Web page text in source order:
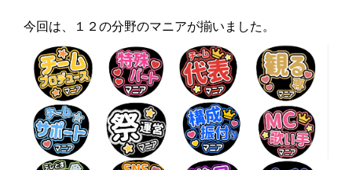
今回は、１２の分野のマニアが揃いました。